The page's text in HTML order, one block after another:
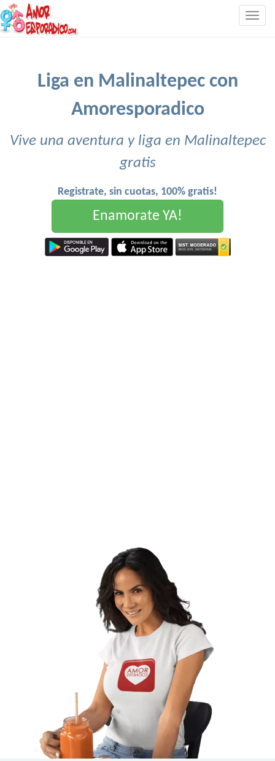
Liga en Malinaltepec con
Amoresporadico
Vive una aventura y liga en Malinaltepec
gratis
Registrate, sin cuotas, 100% gratis!
Enamorate YA!